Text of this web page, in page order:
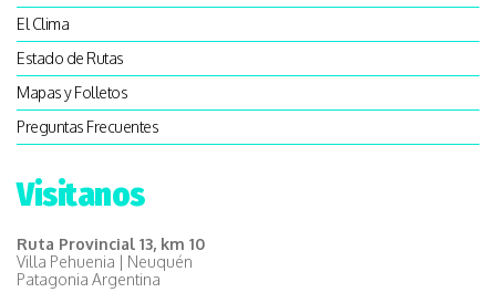
El Clima
Estado de Rutas
Mapas y Folletos
Preguntas Frecuentes
Visitanos
Ruta Provincial 13, km 10
Villa Pehuenia | Neuquén
Patagonia Argentina